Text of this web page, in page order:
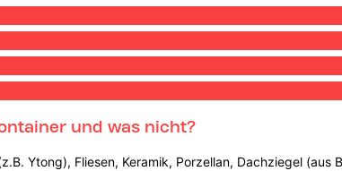
und was nicht?
Ytong), Fliesen, Keramik, Porzellan, Dachziegel (aus